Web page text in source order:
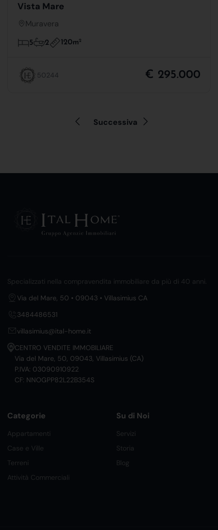
Vista Mare
Muravera
5 2 120m2
50244 € 295.000
Successiva
Specializzati nella compravendita immobiliare da più di 40 anni.
Via del Mare, 50 • 09043 • Villasimius CA
3484486531
villasimius@ital-home.it
CENTRO VENDITE IMMOBILIARE
Via del Mare, 50, 09043, Villasimius (CA)
P.IVA: 03090910922
CF: NNOGPP82L22B354S
Categorie
Appartamenti
Case e Ville
Terreni
Attività Commerciali
Su di Noi
Servizi
Storia
Blog